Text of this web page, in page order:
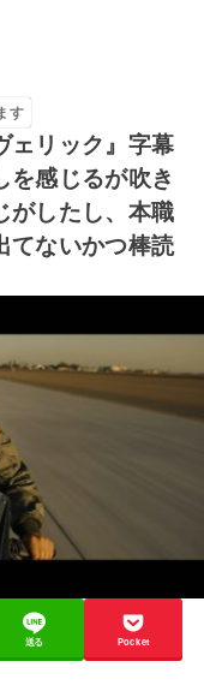
す
ェリック』字幕
を感じるが吹き
がしたし、本職
てないかつ棒読
送る Pocket